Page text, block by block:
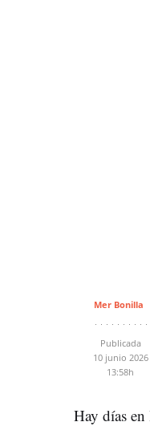
Mer Bonilla
Publicada
10 junio 2026
13:58h
Hay días